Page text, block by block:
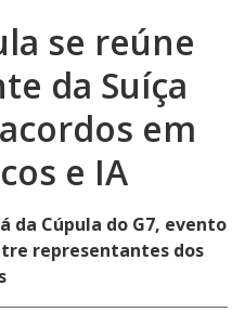
se reúne
da Suíça
em
e IA
Cúpula do G7, evento
representantes dos